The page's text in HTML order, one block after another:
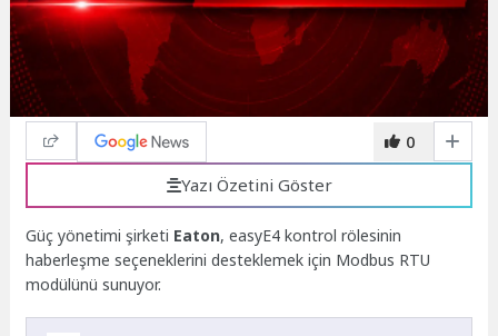
0
Yazı Özetini Göster
Güç yönetimi şirketi Eaton, easyE4 kontrol rölesinin
haberleşme seçeneklerini desteklemek için Modbus RTU
modülünü sunuyor.